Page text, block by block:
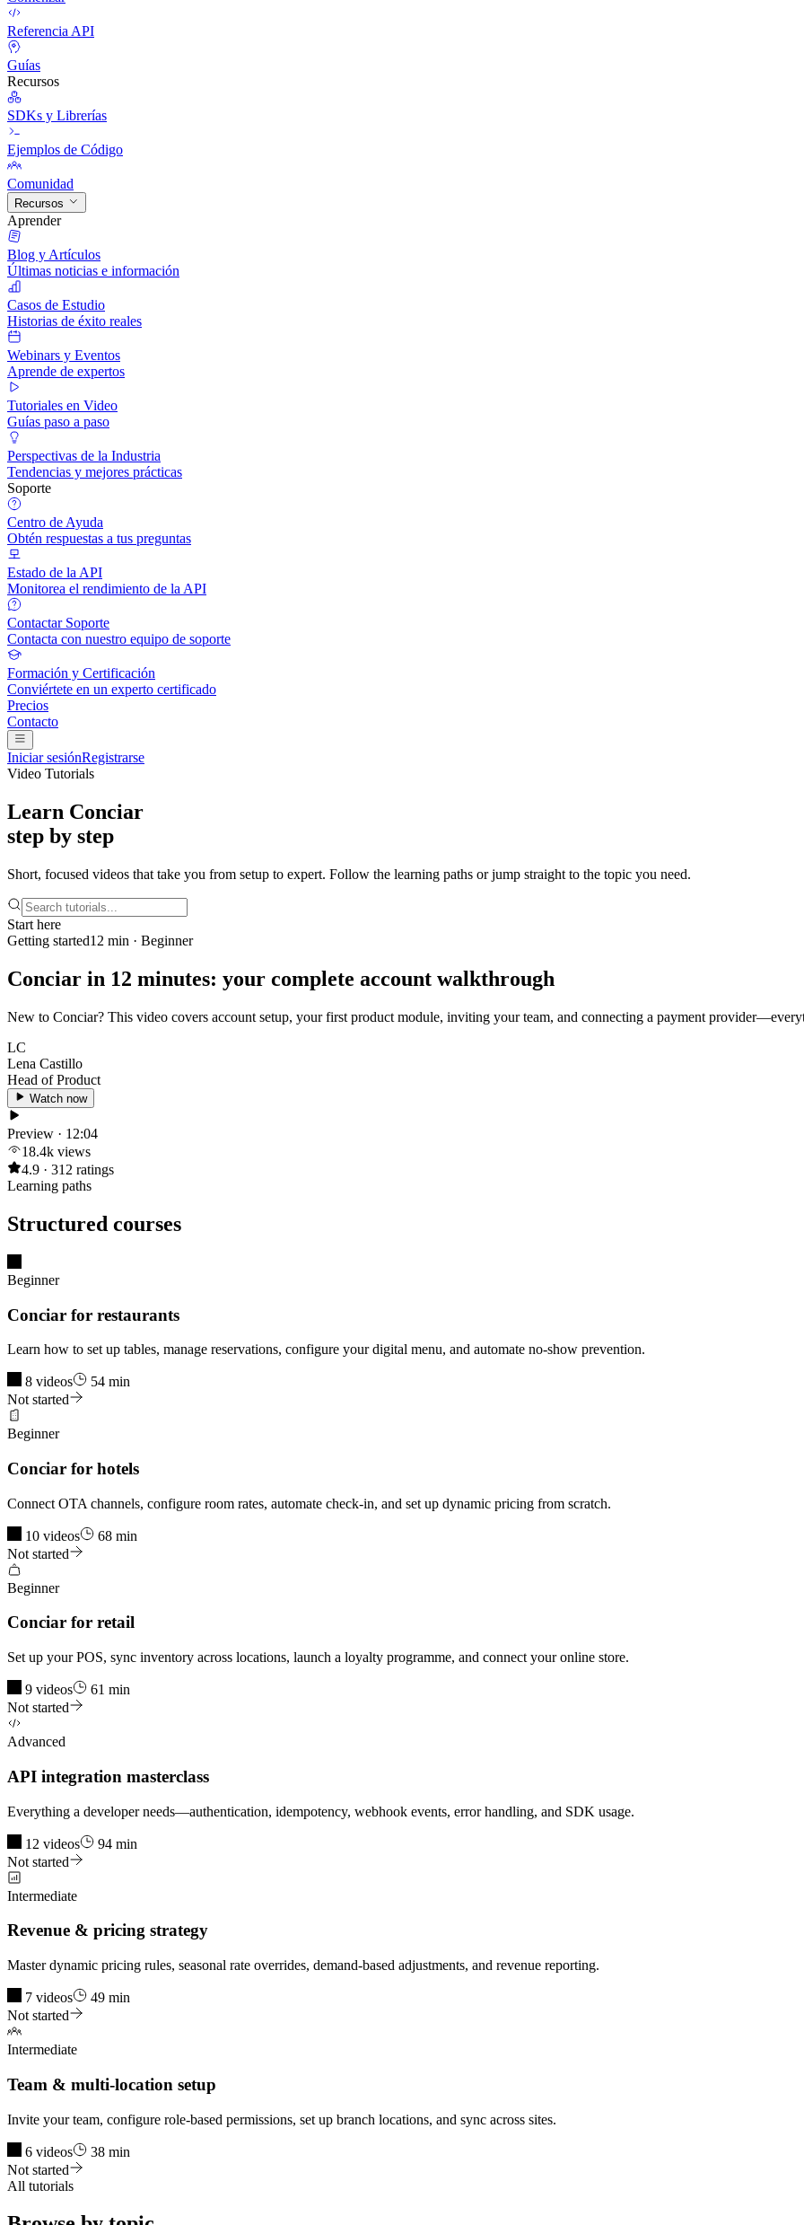
Referencia API
Guías
Recursos
SDKs y Librerías
Ejemplos de Código
Comunidad
Recursos
Aprender
Blog y Artículos
Últimas noticias e información
Casos de Estudio
Historias de éxito reales
Webinars y Eventos
Aprende de expertos
Tutoriales en Video
Guías paso a paso
Perspectivas de la Industria
Tendencias y mejores prácticas
Soporte
Centro de Ayuda
Obtén respuestas a tus preguntas
Estado de la API
Monitorea el rendimiento de la API
Contactar Soporte
Contacta con nuestro equipo de soporte
Formación y Certificación
Conviértete en un experto certificado
Precios
Contacto
Iniciar sesiónRegistrarse
Video Tutorials
Learn Conciar
step by step
Short, focused videos that take you from setup to expert. Follow the learning paths or jump straight to the topic you need.
Start here
Getting started12 min · Beginner
Conciar in 12 minutes: your complete account walkthrough
New to Conciar? This video covers account setup, your first product module, inviting your team, and connecting a payment
LC
Lena Castillo
Head of Product
Watch now
Preview · 12:04
18.4k views
4.9 · 312 ratings
Learning paths
Structured courses
Beginner
Conciar for restaurants
Learn how to set up tables, manage reservations, configure your digital menu, and automate no-show prevention.
8 videos
54 min
Not started
Beginner
Conciar for hotels
Connect OTA channels, configure room rates, automate check-in, and set up dynamic pricing from scratch.
10 videos
68 min
Not started
Beginner
Conciar for retail
Set up your POS, sync inventory across locations, launch a loyalty programme, and connect your online store.
9 videos
61 min
Not started
Advanced
API integration masterclass
Everything a developer needs—authentication, idempotency, webhook events, error handling, and SDK usage.
12 videos
94 min
Not started
Intermediate
Revenue & pricing strategy
Master dynamic pricing rules, seasonal rate overrides, demand-based adjustments, and revenue reporting.
7 videos
49 min
Not started
Intermediate
Team & multi-location setup
Invite your team, configure role-based permissions, set up branch locations, and sync across sites.
6 videos
38 min
Not started
All tutorials